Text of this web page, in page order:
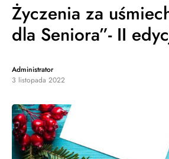
Życzenia za
dla Seniora”- II
Administrator
3 listopada 2022